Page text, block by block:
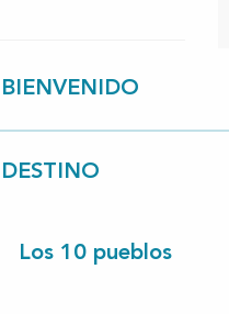
BIENVENIDO
DESTINO
Los 10 pueblos